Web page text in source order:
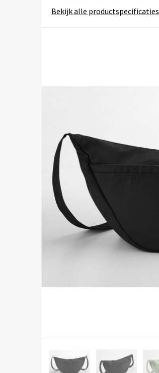
Bekijk alle productspecificaties